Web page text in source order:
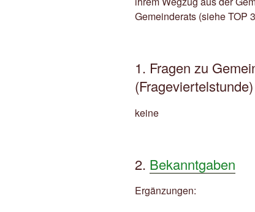
Gemeinderats (siehe TOP
1. Fragen zu
(Frageviertelstunde)
keine
2. Bekanntgaben
Ergänzungen: